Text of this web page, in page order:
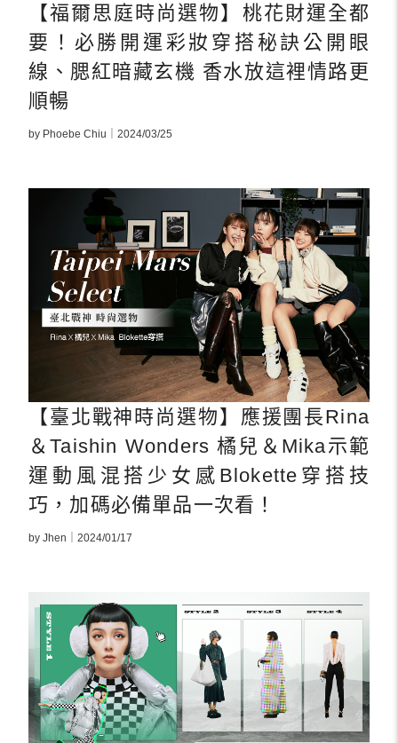
【福爾思庭時尚選物】桃花財運全都
要！必勝開運彩妝穿搭秘訣公開眼
線、腮紅暗藏玄機 香水放這裡情路更
順暢
by Phoebe Chiu｜2024/03/25
【臺北戰神時尚選物】應援團長Rina
＆Taishin Wonders 橘兒＆Mika示範
運動風混搭少女感Blokette穿搭技
巧，加碼必備單品一次看！
by Jhen｜2024/01/17